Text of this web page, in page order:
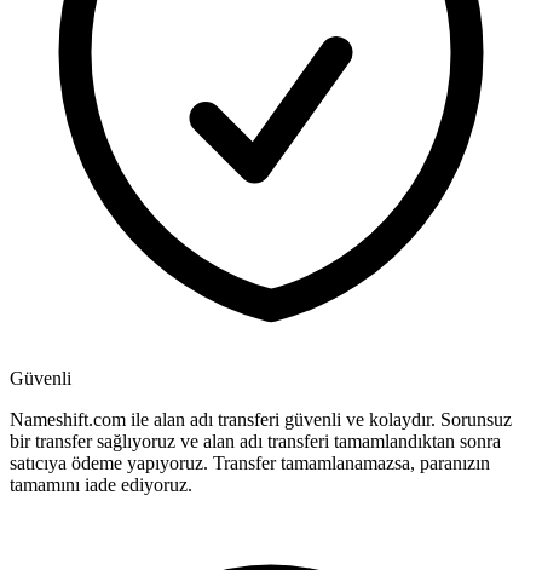
Güvenli
Nameshift.com ile alan adı transferi güvenli ve kolaydır. Sorunsuz
bir transfer sağlıyoruz ve alan adı transferi tamamlandıktan sonra
satıcıya ödeme yapıyoruz. Transfer tamamlanamazsa, paranızın
tamamını iade ediyoruz.